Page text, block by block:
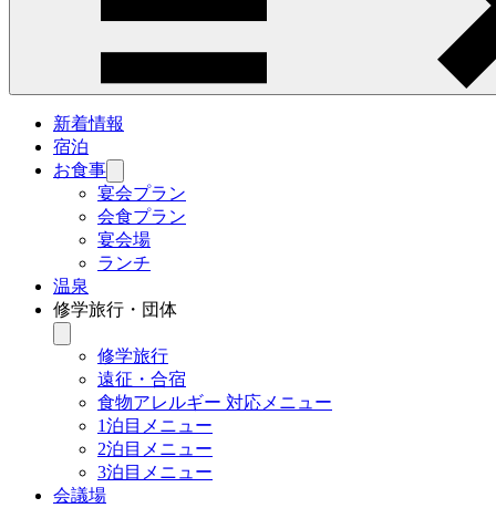
新着情報
宿泊
お食事
ブ
メ
ニ
ュ
ー
開
宴会プラン
会食プラン
宴会場
ランチ
温泉
修学旅行・団体
く
修学旅行
遠征・合宿
食物アレルギー 対応メニュー
1泊目メニュー
2泊目メニュー
3泊目メニュー
会議場